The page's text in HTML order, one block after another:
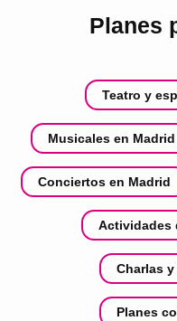
Planes
Teatro y
Musicales en Madrid
Conciertos en Madrid
Actividades
Charlas
Planes